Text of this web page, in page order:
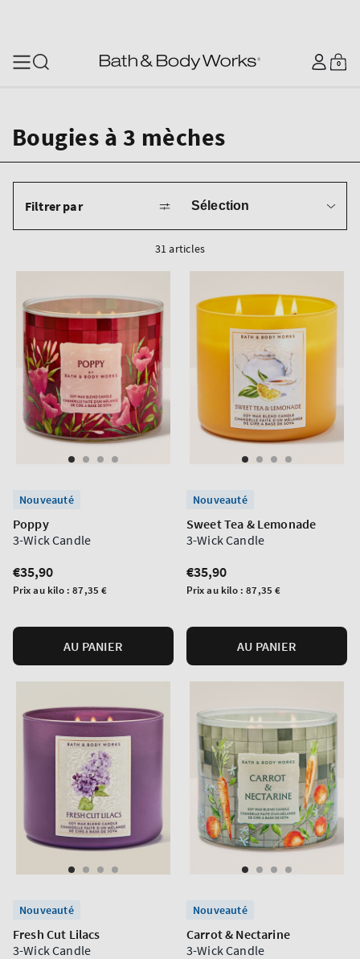
connecter
Panier
0
0
articles
Bougies à 3 mèches
Filtrer par
par
31 articles
Nouveauté
Poppy
3-Wick Candle
Prix
normal
€35,90
Prix
Prix au kilo :87,35 €
AU PANIER
Nouveauté
Sweet Tea & Lemonade
3-Wick Candle
Prix
normal
€35,90
Prix
Prix au kilo :87,35 €
AU PANIER
Nouveauté
Fresh Cut Lilacs
3-Wick Candle
Nouveauté
Carrot & Nectarine
3-Wick Candle